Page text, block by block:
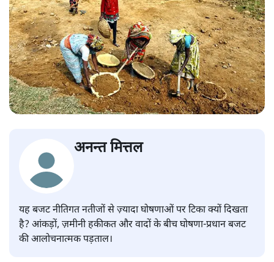
अनन्त मित्तल
यह बजट नीतिगत नतीजों से ज़्यादा घोषणाओं पर टिका क्यों दिखता
है? आंकड़ों, ज़मीनी हकीकत और वादों के बीच घोषणा-प्रधान बजट
की आलोचनात्मक पड़ताल।